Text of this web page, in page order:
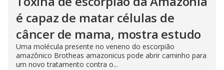
é capaz de matar células de
câncer de mama, mostra estudo
Uma molécula presente no veneno do escorpião
amazônico Brotheas amazonicus pode abrir caminho para
um novo tratamento contra o...